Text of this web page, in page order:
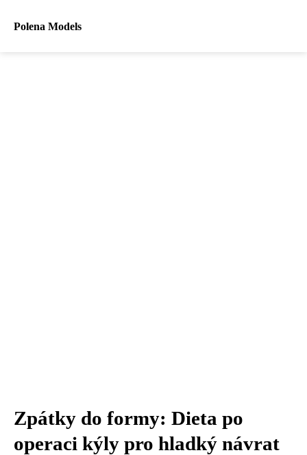
Polena Models
Zpátky do formy: Dieta po
operaci kýly pro hladký návrat